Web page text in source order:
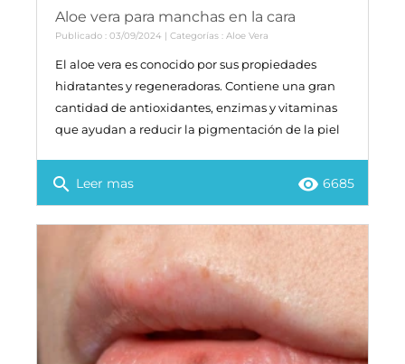
Aloe vera para manchas en la cara
Publicado : 03/09/2024 | Categorías : Aloe Vera
El aloe vera es conocido por sus propiedades
hidratantes y regeneradoras. Contiene una gran
cantidad de antioxidantes, enzimas y vitaminas
que ayudan a reducir la pigmentación de la piel
search Leer mas remove_red_eye 6685